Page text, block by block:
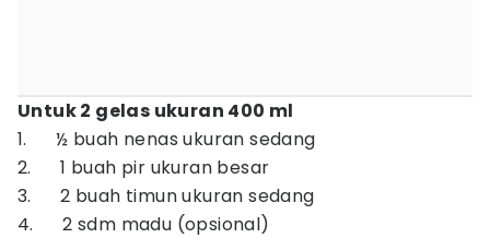
Untuk 2 gelas ukuran 400 ml
1. ½ buah nenas ukuran sedang
2. 1 buah pir ukuran besar
3. 2 buah timun ukuran sedang
4. 2 sdm madu (opsional)